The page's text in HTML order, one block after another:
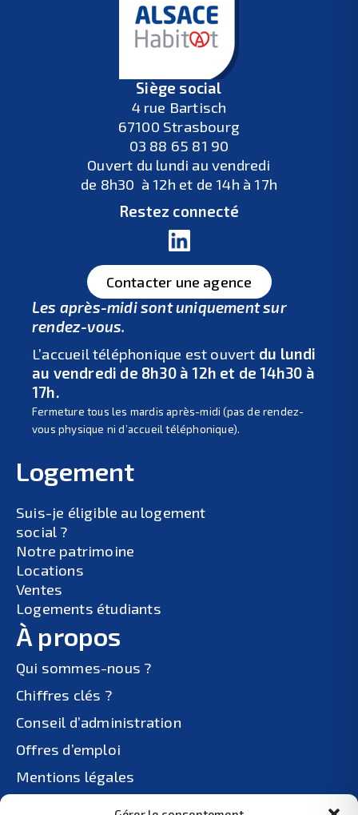
Siège social
4 rue Bartisch
67100 Strasbourg
03 88 65 81 90
Ouvert du lundi au vendredi
de 8h30 à 12h et de 14h à 17h
Restez connecté
Contacter une agence
Les après-midi sont uniquement sur
rendez-vous.
L’accueil téléphonique est ouvert du lundi
au vendredi de 8h30 à 12h et de 14h30 à
17h.
Fermeture tous les mardis après-midi (pas de rendez-
vous physique ni d’accueil téléphonique).
Logement
Suis-je éligible au logement
social ?
Notre patrimoine
Locations
Ventes
Logements étudiants
À propos
Qui sommes-nous ?
Chiffres clés ?
Conseil d’administration
Offres d’emploi
Mentions légales